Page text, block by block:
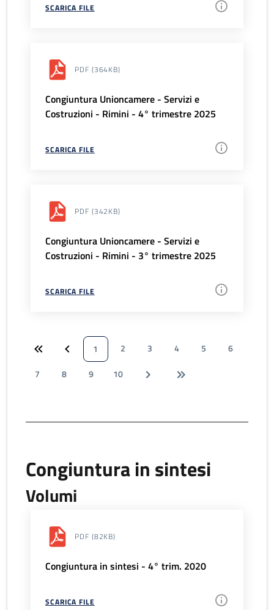
SCARICA FILE
PDF (364KB)
Congiuntura Unioncamere - Servizi e
Costruzioni - Rimini - 4° trimestre 2025
SCARICA FILE
PDF (342KB)
Congiuntura Unioncamere - Servizi e
Costruzioni - Rimini - 3° trimestre 2025
SCARICA FILE
1 2 3 4 5
6
7
8 9 10
Congiuntura in sintesi
Volumi
PDF (82KB)
Congiuntura in sintesi - 4° trim. 2020
SCARICA FILE